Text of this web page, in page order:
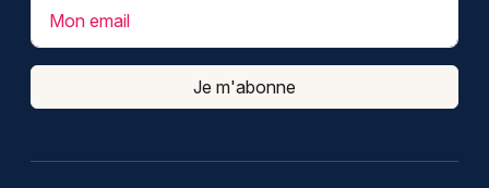
Mon email
Je m'abonne